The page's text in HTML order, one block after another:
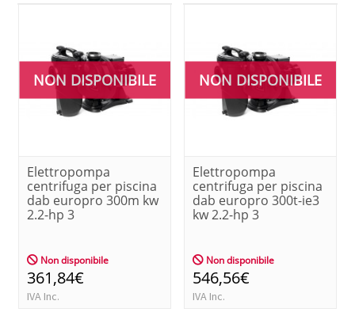
NON DISPONIBILE
Elettropompa
centrifuga per piscina
dab europro 300m kw
2.2-hp 3
Non disponibile
361,84€
IVA Inc.
NON DISPONIBILE
Elettropompa
centrifuga per piscina
dab europro 300t-ie3
kw 2.2-hp 3
Non disponibile
546,56€
IVA Inc.